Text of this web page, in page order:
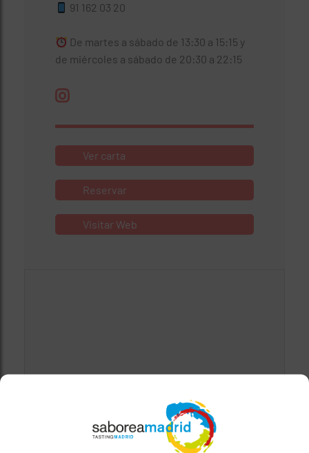
91 162 03 20
De martes a sábado de 13:30 a 15:15 y
de miércoles a sábado de 20:30 a 22:15
Ver carta
Reservar
Visitar Web
Mapa bloqueado por configuración de
privacidad
Para ver el mapa, por favor acepta las